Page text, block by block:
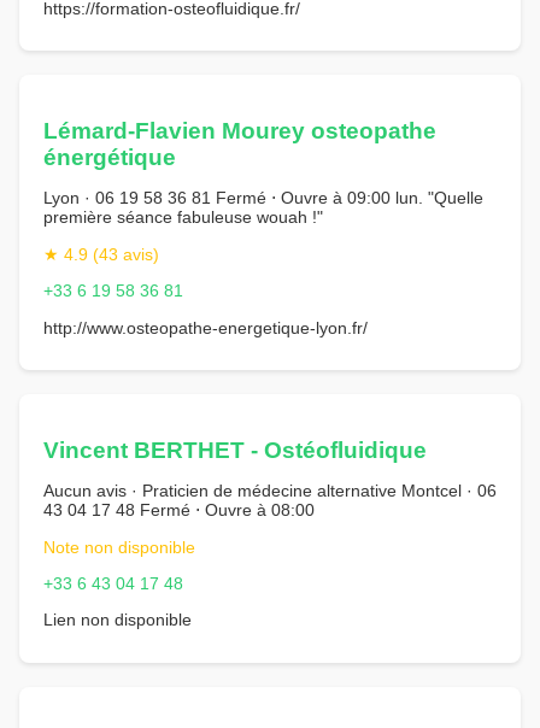
https://formation-osteofluidique.fr/
Lémard-Flavien Mourey osteopathe
énergétique
Lyon · 06 19 58 36 81 Fermé ⋅ Ouvre à 09:00 lun. "Quelle
première séance fabuleuse wouah !"
★ 4.9 (43 avis)
+33 6 19 58 36 81
http://www.osteopathe-energetique-lyon.fr/
Vincent BERTHET - Ostéofluidique
Aucun avis · Praticien de médecine alternative Montcel · 06
43 04 17 48 Fermé ⋅ Ouvre à 08:00
Note non disponible
+33 6 43 04 17 48
Lien non disponible